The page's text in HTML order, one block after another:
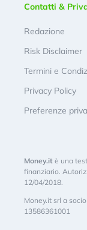
Contatti &
Redazione
Risk Disclaimer
Termini e
Privacy Policy
Preferenze
Money.it è una
finanziario.
12/04/2018.
Money.it srl a
13586361001